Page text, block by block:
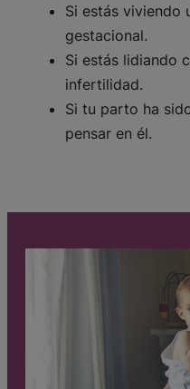
Si estás viviendo
gestacional.
Si estás lidiando
infertilidad.
Si tu parto ha
pensar en él.